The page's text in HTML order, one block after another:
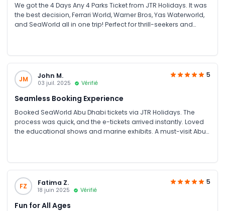
We got the 4 Days Any 4 Parks Ticket from JTR Holidays. It was
the best decision, Ferrari World, Warner Bros, Yas Waterworld,
and SeaWorld all in one trip! Perfect for thrill-seekers and
JM John M.
03 juil. 2025 Vérifié
5
Seamless Booking Experience
Booked SeaWorld Abu Dhabi tickets via JTR Holidays. The
process was quick, and the e-tickets arrived instantly. Loved
the educational shows and marine exhibits. A must-visit Abu
FZ Fatima Z.
18 juin 2025 Vérifié
5
Fun for All Ages